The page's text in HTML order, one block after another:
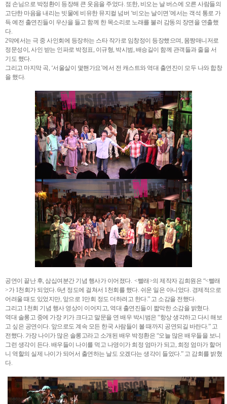
점 손님으로 박정환이 등장해 큰 웃음을 주었다. 또한, 비오는 날 버스에 오른 사람들의
고단한 마음을 내리는 빗물에 비유한 뮤지컬 넘버 ‘비오는 날이면’에서는 객석 통로 가
득 예전 출연진들이 우산을 들고 함께 한 목소리로 노래를 불러 감동의 장면을 연출했
다.
2막에서는 극 중 사인회에 등장하는 스타 작가로 임창정이 등장했으며, 몸짱매니저로
정문성이, 사인 받는 인파로 박정표, 이규형, 박시범, 배승길이 함께 관객들과 줄을 서
기도 했다.
그리고 마지막 곡, ‘서울살이 몇핸가요’에서 전 캐스트와 역대 출연진이 모두 나와 합창
을 했다.
공연이 끝난 후, 삼십여분간 기념 행사가 이어졌다. <빨래>의 제작자 김희원은 “<빨래
>가 1천회가 되었다. 6년 정도에 걸쳐서 1천회를 했다. 쉬운 일은 아니었다. 경제적으로
어려울 때도 있었지만, 앞으로 1만회 정도 더하려고 한다.” 고 소감을 전했다.
그리고 1천회 기념 행사 영상이 이어지고, 역대 출연진들이 짧막한 소감을 밝혔다.
역대 솔롱고 중에 가장 키가 크다고 말문을 연 배우 박시범은 “항상 생각하고 다시 해보
고 싶은 공연이다. 앞으로도 계속 모든 한국 사람들이 볼 때까지 공연되길 바란다.” 고
전했다. 가장 나이가 많은 솔롱고라고 소개된 배우 박정환은 “오늘 많은 배우들을 보니
그런 생각이 든다. 배우들이 나이를 먹고 나영이가 희정 엄마가 되고, 희정 엄마가 할머
니 역할의 실제 나이가 되어서 출연하는 날도 오겠다는 생각이 들었다.” 고 감회를 밝혔
다.